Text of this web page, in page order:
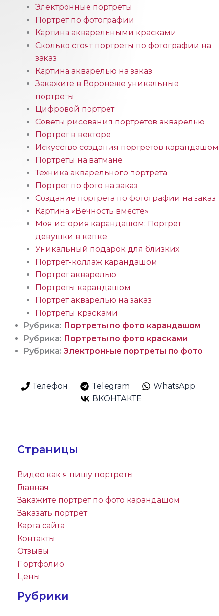
Электронные портреты
Портрет по фотографии
Картина акварельными красками
Сколько стоят портреты по фотографии на
заказ
Картина акварелью на заказ
Закажите в Воронеже уникальные
портреты
Цифровой портрет
Советы рисования портретов акварелью
Портрет в векторе
Искусство создания портретов карандашом
Портреты на ватмане
Техника акварельного портрета
Портрет по фото на заказ
Создание портрета по фотографии на заказ
Картина «Вечность вместе»
Моя история карандашом: Портрет
девушки в кепке
Уникальный подарок для близких
Портрет-коллаж карандашом
Портрет акварелью
Портреты карандашом
Портрет акварелью на заказ
Портреты красками
Рубрика: Портреты по фото карандашом
Рубрика: Портреты по фото красками
Рубрика: Электронные портреты по фото
Телефон Telegram
WhatsApp
ВКОНТАКТЕ
Страницы
Видео как я пишу портреты
Главная
Закажите портрет по фото карандашом
Заказать портрет
Карта сайта
Контакты
Отзывы
Портфолио
Цены
Рубрики